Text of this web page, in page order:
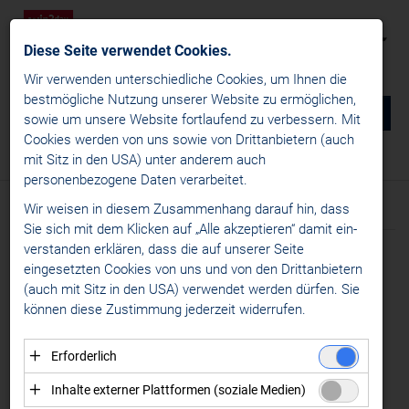
0 DE
NEWS
win2day ICE Hockey League
Liganews
International News
Transfernews
CHL
Specials
Alps Hockey League
Womens Hockey Leagues
News / News / International News
Text Bilder
Meldung vom 12.06.2026
SPIELPLAN FÜR DEN
CHL-
GRUNDDURCHGANG
STEHT FEST
Diese Seite verwendet Cookies.
Wir verwenden unterschiedliche Cookies, um Ihnen die
best­mögliche Nutzung unserer Website zu ermöglichen,
sowie um unsere Website fortlaufend zu verbessern. Mit
Cookies werden von uns sowie von Drittanbietern (auch
mit Sitz in den USA) unter anderem auch
personenbezogene Daten verarbeitet.
Wir weisen in diesem Zusammenhang darauf hin, dass
Sie sich mit dem Klicken auf „Alle akzeptieren“ damit ein­
ver­standen erklären, dass die auf unserer Seite
eingesetzten Cookies von uns und von den Drittanbietern
(auch mit Sitz in den USA) verwendet werden dürfen. Sie
können diese Zustimmung jederzeit widerrufen.
Erforderlich
Essenzielle Cookies ermöglichen grundlegende
Funktionen und sind für die einwandfreie Funktion der
Inhalte externer Plattformen (soziale Medien)